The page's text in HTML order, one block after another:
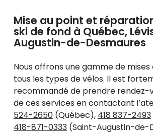
utilisateurs
d'appareils
tactiles
peuvent
servir
de
gestes
tels
que
toucher
et
glisser.
Mise au point et
ski de fond à Québec,
Augustin-de-Desmaures
Nous offrons une gamme de
tous les types de vélos. Il est
recommandé de prendre rendez-
de ces services en contactant
524-2650(Québec), 418 837-2493
418-871-0333(Saint-Augustin-de-